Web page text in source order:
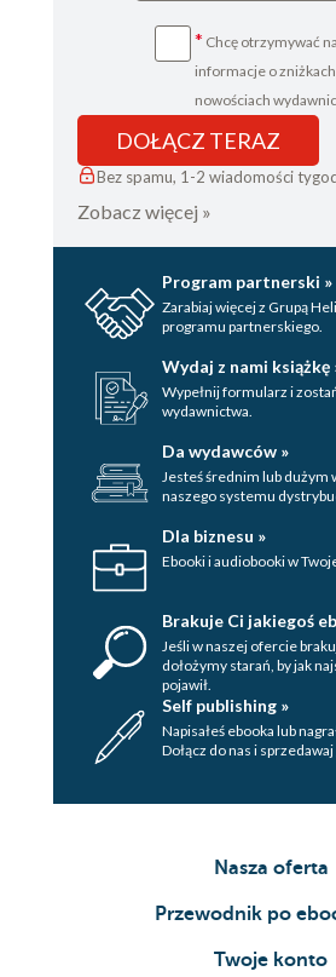
* Chcę otrzymywać
informacje o
nowościach
DOŁĄCZ TERAZ
Bez spamu, 1-2 wiadomości
Zobacz więcej »
Program partnerski »
Zarabiaj więcej z Grupą
programu partnerskiego.
Wydaj z nami książkę
Wypełnij formularz i
wydawnictwa.
Da wydawców »
Jesteś średnim lub dużym
naszego systemu
Dla biznesu »
Ebooki i audiobooki w
Brakuje Ci jakiegoś
Jeśli w naszej ofercie
dołożymy starań, by jak
pojawił.
Self publishing »
Napisałeś ebooka lub
Dołącz do nas i
Nasza oferta
Przewodnik po
Twoje konto